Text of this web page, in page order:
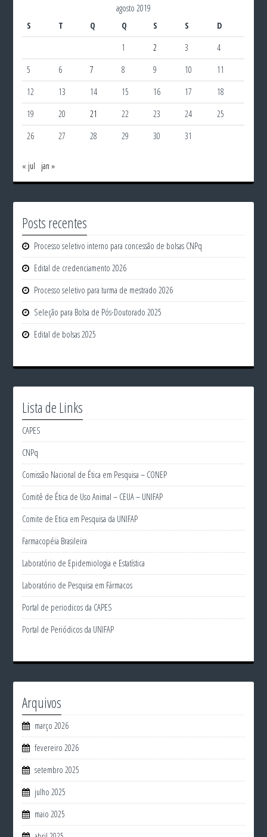
agosto 2019
S
T Q Q S S
D
1
2 3
4
5
6 7 8 9 10
11
12
13 14 15 16 17
18
19
20 21 22 23 24
25
26
27 28 29 30 31
« jul jan »
Posts recentes
Processo seletivo interno para concessão de bolsas CNPq
Edital de credenciamento 2026
Processo seletivo para turma de mestrado 2026
Seleção para Bolsa de Pós-Doutorado 2025
Edital de bolsas 2025
Lista de Links
CAPES
CNPq
Comissão Nacional de Ética em Pesquisa – CONEP
Comitê de Ética de Uso Animal – CEUA – UNIFAP
Comite de Etica em Pesquisa da UNIFAP
Farmacopéia Brasileira
Laboratório de Epidemiologia e Estatística
Laboratório de Pesquisa em Fármacos
Portal de periodicos da CAPES
Portal de Periódicos da UNIFAP
Arquivos
março 2026
fevereiro 2026
setembro 2025
julho 2025
maio 2025